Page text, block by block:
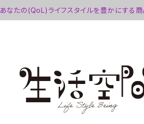
あなたの(QoL)ライフスタイルを豊かにする商